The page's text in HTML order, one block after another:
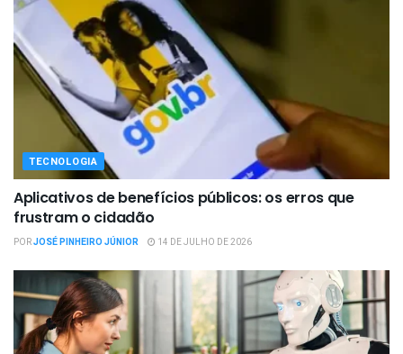
TECNOLOGIA
Aplicativos de benefícios públicos: os erros que
frustram o cidadão
PORJOSÉ PINHEIRO JÚNIOR 14 DE JULHO DE 2026